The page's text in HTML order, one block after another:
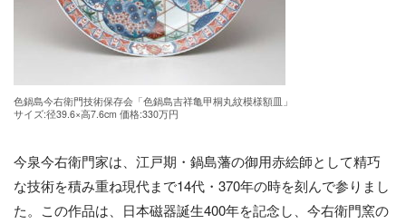
色鍋島今右衛門技術保存会「色鍋島吉祥亀甲桐丸紋模様額皿」
サイズ:径39.6×高7.6cm 価格:330万円
今泉今右衛門家は、江戸期・鍋島藩の御用赤絵師として精巧
な技術を積み重ね現代まで14代・370年の時を刻んで参りまし
た。この作品は、日本磁器誕生400年を記念し、今右衛門窯の